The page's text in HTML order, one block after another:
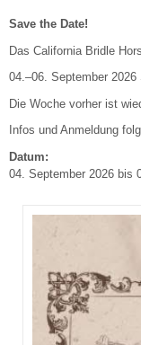
Save the Date!
Das California Bridle
04.–06. September
Die Woche vorher ist
Infos und Anmeldung
Datum:
04. September 2026 bis